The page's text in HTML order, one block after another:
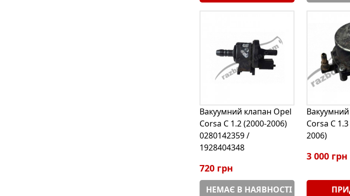
Вакуумний клапан Opel
Corsa C 1.2 (2000-2006)
0280142359 /
1928404348
720 грн
НЕМАЄ В НАЯВНОСТІ
Corsa C
2006)
3 000 грн